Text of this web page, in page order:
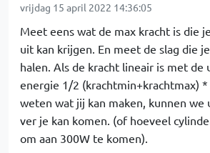
vrijdag 15 april 2022 14:36:05
Meet eens wat de max kracht is die
uit kan krijgen. En meet de slag die
halen. Als de kracht lineair is met de
energie 1/2 (krachtmin+krachtmax) *
weten wat jij kan maken, kunnen we
ver je kan komen. (of hoeveel
om aan 300W te komen).